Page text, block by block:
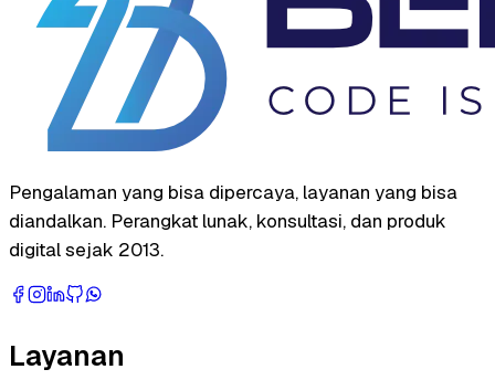
Pengalaman yang bisa dipercaya, layanan yang bisa
diandalkan. Perangkat lunak, konsultasi, dan produk
digital sejak 2013.
Layanan